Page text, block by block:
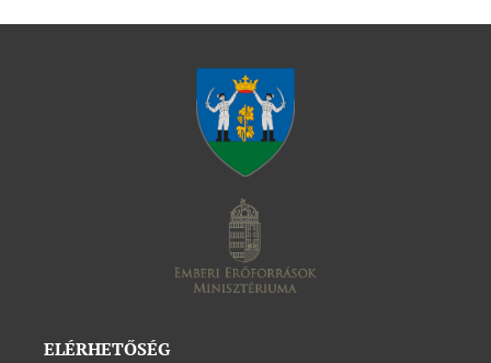
ELÉRHETŐSÉG